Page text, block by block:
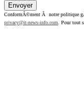
ConformÃ©ment Ã notre politique
privacy@it-news-info.com . Pour tout